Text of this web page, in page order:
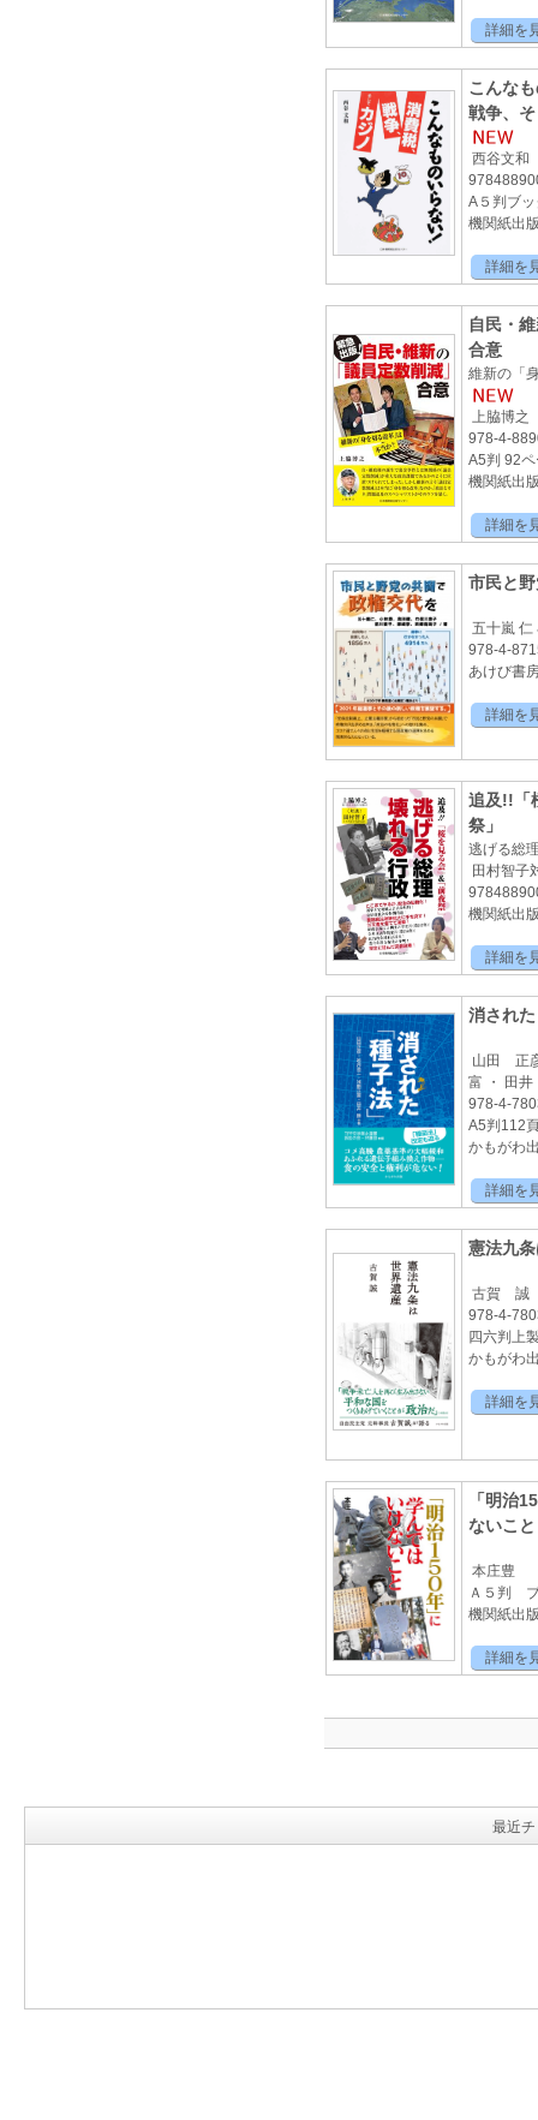
詳細を
こんな
戦争、
西谷文和
A５判ブ
機関紙出
詳細を
自民・
合意
維新の「
上脇博之
978-4-
A5判 92
機関紙出
詳細を
市民と
五十嵐 仁
978-4-
あけび書
詳細を
追及!!「
祭」
逃げる総
田村智子
機関紙出
詳細を
消され
山田 正
富 ・ 田
978-4-
A5判112
かもがわ
詳細を
憲法九
古賀 誠
978-4-
四六判上
かもがわ
詳細を
「明治
ないこ
本庄豊
Ａ５判
機関紙出
詳細を
最近